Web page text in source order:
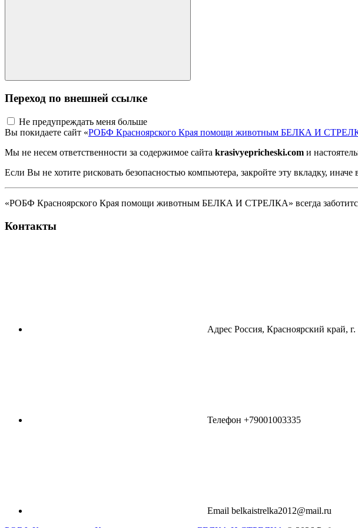
Переход по внешней ссылке
Не предупреждать меня больше
Вы покидаете сайт «РОБФ Красноярского Края помощи животным БЕЛКА И
Мы не несем ответственности за содержимое сайта krasivyepricheski.com и
Если Вы не хотите рисковать безопасностью компьютера, закройте эту вкладку,
«РОБФ Красноярского Края помощи животным БЕЛКА И СТРЕЛКА» всегда
Контакты
Адрес Россия, Красноярский край,
Телефон +79001003335
Email belkaistrelka2012@mail.ru